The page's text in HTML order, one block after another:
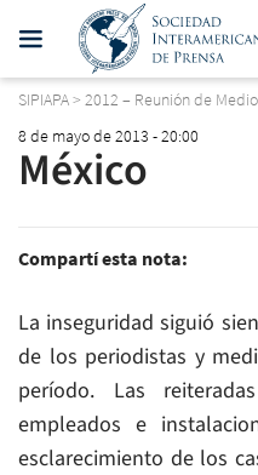
SIPIAPA> 2012 – Reunión de
8 de mayo de 2013 - 20:00
México
Compartí esta nota:
La inseguridad siguió
de los periodistas y
período. Las
empleados e
esclarecimiento de los